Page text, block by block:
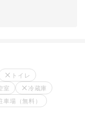
トイレ
室
冷蔵庫
場（無料）